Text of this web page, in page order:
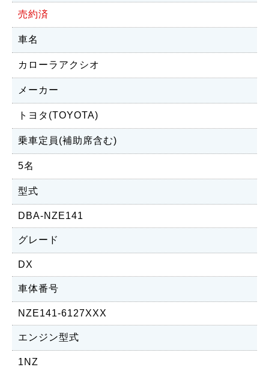
売約済
車名
カローラアクシオ
メーカー
トヨタ(TOYOTA)
乗車定員(補助席含む)
5名
型式
DBA-NZE141
グレード
DX
車体番号
NZE141-6127XXX
エンジン型式
1NZ